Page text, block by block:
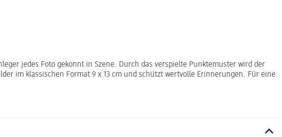
jedes Foto gekonnt in Szene. Durch das verspielte Punktemuster wird der
im klassischen Format 9 x 13 cm und schützt wertvolle Erinnerungen. Für eine